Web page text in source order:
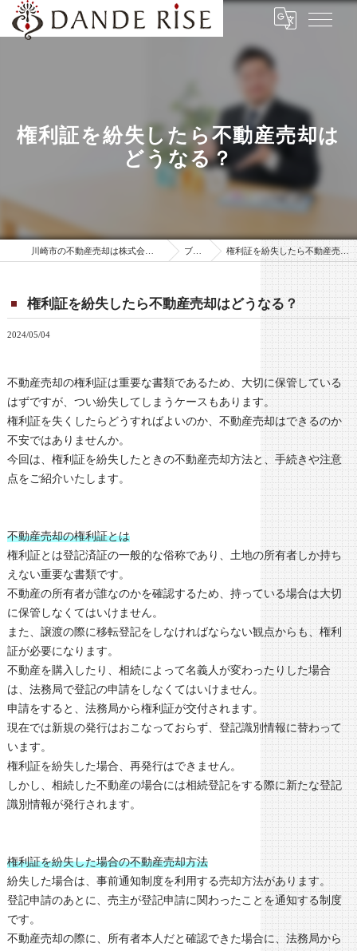
権利証を紛失したら不動産売却は
どうなる？
川崎市の不動産売却は株式会社ダンデ・ライズ ブログ 権利証を紛失したら不動産売却はどうなる？
権利証を紛失したら不動産売却はどうなる？
2024/05/04
不動産売却の権利証は重要な書類であるため、大切に保管している
はずですが、つい紛失してしまうケースもあります。
権利証を失くしたらどうすればよいのか、不動産売却はできるのか
不安ではありませんか。
今回は、権利証を紛失したときの不動産売却方法と、手続きや注意
点をご紹介いたします。
不動産売却の権利証とは
権利証とは登記済証の一般的な俗称であり、土地の所有者しか持ち
えない重要な書類です。
不動産の所有者が誰なのかを確認するため、持っている場合は大切
に保管しなくてはいけません。
また、譲渡の際に移転登記をしなければならない観点からも、権利
証が必要になります。
不動産を購入したり、相続によって名義人が変わったりした場合
は、法務局で登記の申請をしなくてはいけません。
申請をすると、法務局から権利証が交付されます。
現在では新規の発行はおこなっておらず、登記識別情報に替わって
います。
権利証を紛失した場合、再発行はできません。
しかし、相続した不動産の場合には相続登記をする際に新たな登記
識別情報が発行されます。
権利証を紛失した場合の不動産売却方法
紛失した場合は、事前通知制度を利用する売却方法があります。
登記申請のあとに、売主が登記申請に関わったことを通知する制度
です。
不動産売却の際に、所有者本人だと確認できた場合に、法務局から